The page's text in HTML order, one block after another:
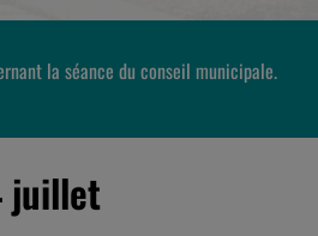
la séance du conseil municipale.
juillet